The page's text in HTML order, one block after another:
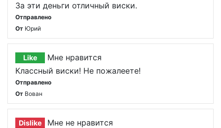
За эти деньги отличный виски.
Отправлено
От Юрий
Like
Мне нравится
Классный виски! Не пожалеете!
Отправлено
От Вован
Dislike
Мне не нравится